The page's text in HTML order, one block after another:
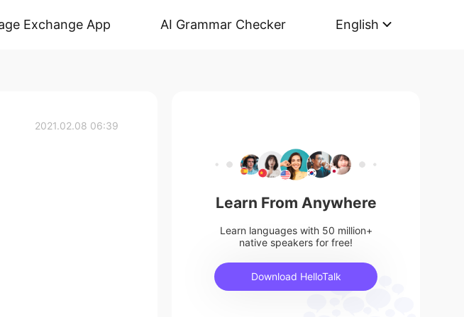
Exchange App AI Grammar Checker English
2021.02.08 06:39
Learn From Anywhere
Learn languages with 50 million+
native speakers for free!
Download HelloTalk